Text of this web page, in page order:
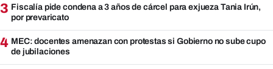
3 Fiscalía pide condena a 3 años de cárcel para exjueza Tania Irún,
por prevaricato
4 MEC: docentes amenazan con protestas si Gobierno no sube cupo
de jubilaciones